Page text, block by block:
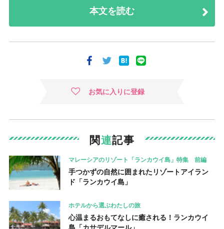
本文を読む
お気に入りに登録
関連記事
マレーシアのリゾート「ランカウイ島」特集 前編
手つかずの自然に囲まれたリゾートアイラン
ド「ランカウイ島」
ホテルから選ぶわたしの旅
心温まるおもてなしに癒される！ランカウイ